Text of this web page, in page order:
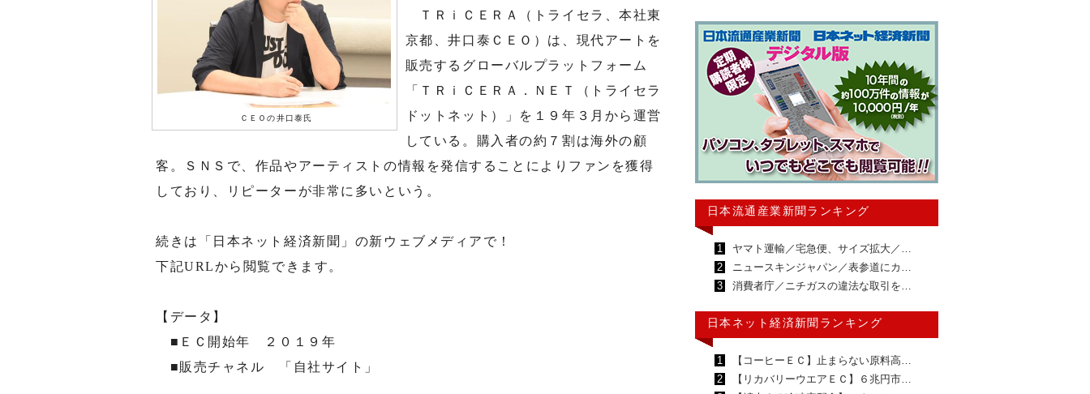
ＣＥＯの井口泰氏
ＴＲｉＣＥＲＡ（トライセラ、本社東
京都、井口泰ＣＥＯ）は、現代アートを
販売するグローバルプラットフォーム
「ＴＲｉＣＥＲＡ．ＮＥＴ（トライセラ
ドットネット）」を１９年３月から運営
している。購入者の約７割は海外の顧
客。ＳＮＳで、作品やアーティストの情報を発信することによりファンを獲得
しており、リピーターが非常に多いという。
続きは「日本ネット経済新聞」の新ウェブメディアで！
下記URLから閲覧できます。
【データ】
■ＥＣ開始年 ２０１９年
■販売チャネル 「自社サイト」
日本流通産業新聞ランキング
1
ヤマト運輸／宅急便、サイズ拡大／…
2
ニュースキンジャパン／表参道にカ…
3
消費者庁／ニチガスの違法な取引を…
日本ネット経済新聞ランキング
1
【コーヒーＥＣ】止まらない原料高…
2
【リカバリーウエアＥＣ】６兆円市…